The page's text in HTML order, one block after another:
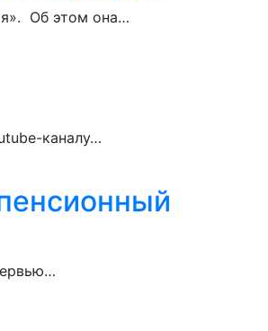
Об этом она…
каналу…